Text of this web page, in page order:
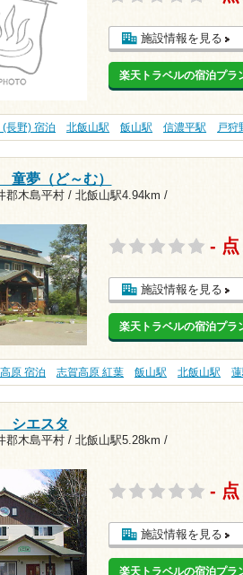
施設情報を見る
楽天トラベルの宿泊プラ
(長野) 宿泊 北飯山駅 飯山駅 信濃平駅 戸狩
夢（ど～む）
郡木島平村 / 北飯山駅4.94km /
- 点
施設情報を見る
楽天トラベルの宿泊プラ
原 宿泊 志賀高原 紅葉 飯山駅 北飯山駅
シエスタ
郡木島平村 / 北飯山駅5.28km /
- 点
施設情報を見る
楽天トラベルの宿泊プラ